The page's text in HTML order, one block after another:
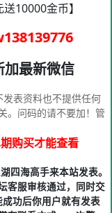
送10000金币】
加最新微信
发表资料也不提供任何
。问码的请不要加！管
购买才能查看
四海高手来本站发表。
客服审核通过，同时交
功后你用户就有发表